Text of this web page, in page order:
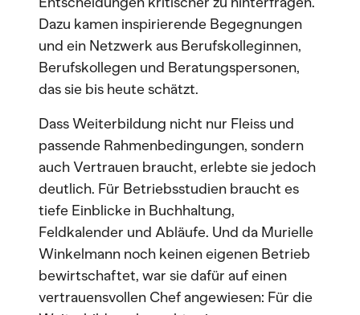
Dazu kamen inspirierende Begegnungen
und ein Netzwerk aus Berufskolleginnen,
Berufskollegen und Beratungspersonen,
das sie bis heute schätzt.
Dass Weiterbildung nicht nur Fleiss und
passende Rahmenbedingungen, sondern
auch Vertrauen braucht, erlebte sie jedoch
deutlich. Für Betriebsstudien braucht es
tiefe Einblicke in Buchhaltung,
Feldkalender und Abläufe. Und da Murielle
Winkelmann noch keinen eigenen Betrieb
bewirtschaftet, war sie dafür auf einen
vertrauensvollen Chef angewiesen: Für die